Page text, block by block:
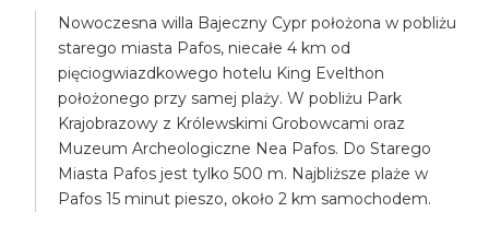
Nowoczesna willa Bajeczny Cypr położona w pobliżu
starego miasta Pafos, niecałe 4 km od
pięciogwiazdkowego hotelu King Evelthon
położonego przy samej plaży. W pobliżu Park
Krajobrazowy z Królewskimi Grobowcami oraz
Muzeum Archeologiczne Nea Pafos. Do Starego
Miasta Pafos jest tylko 500 m. Najbliższe plaże w
Pafos 15 minut pieszo, około 2 km samochodem.